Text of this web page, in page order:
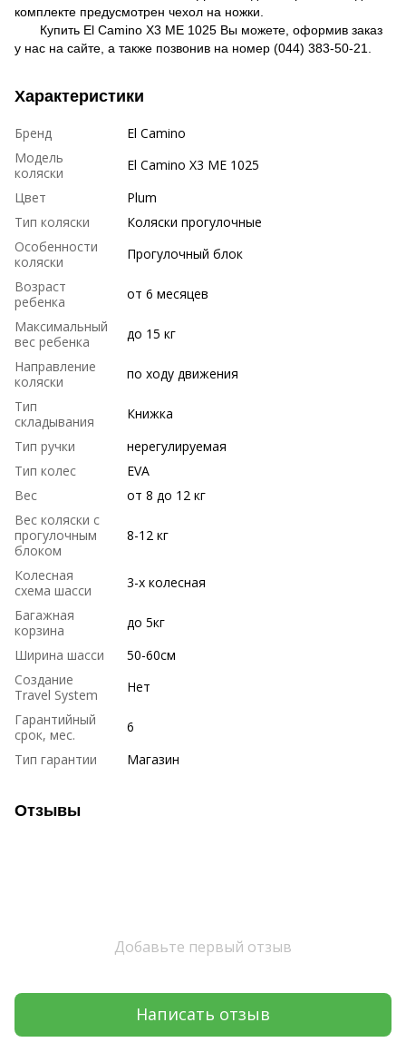
комплекте предусмотрен чехол на ножки.
Купить El Camino X3 ME 1025 Вы можете, оформив заказ
у нас на сайте, а также позвонив на номер (044) 383-50-21.
Характеристики
Бренд
El Camino
Модель
коляски
El Camino X3 ME 1025
Цвет
Plum
Тип коляски
Коляски прогулочные
Особенности
коляски
Прогулочный блок
Возраст
ребенка
от 6 месяцев
Максимальный
вес ребенка
до 15 кг
Направление
коляски
по ходу движения
Тип
складывания
Книжка
Тип ручки
нерегулируемая
Тип колес
EVA
Вес
от 8 до 12 кг
Вес коляски с
прогулочным
блоком
8-12 кг
Колесная
схема шасси
3-х колесная
Багажная
корзина
до 5кг
Ширина шасси
50-60см
Создание
Travel System
Нет
Гарантийный
срок, мес.
6
Тип гарантии
Магазин
Отзывы
Добавьте первый отзыв
Написать отзыв